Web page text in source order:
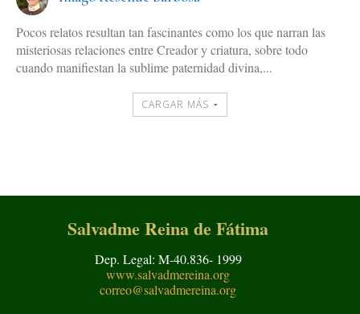
Pocos relatos resultan tan fascinantes como los que narran las
misteriosas relaciones entre Creador y criatura, sobre todo
cuando manifiestan la sublime paternidad divina,...
CARGAR MÁS
Salvadme Reina de Fátima
Dep. Legal: M-40.836- 1999
www.salvadmereina.org
correo@salvadmereina.org